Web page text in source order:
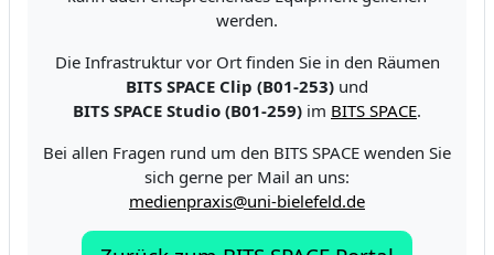
werden.
Die Infrastruktur vor Ort finden Sie in den Räumen
BITS SPACE Clip (B01-253) und
BITS SPACE Studio (B01-259) im BITS SPACE.
Bei allen Fragen rund um den BITS SPACE wenden Sie
sich gerne per Mail an uns:
medienpraxis@uni-bielefeld.de